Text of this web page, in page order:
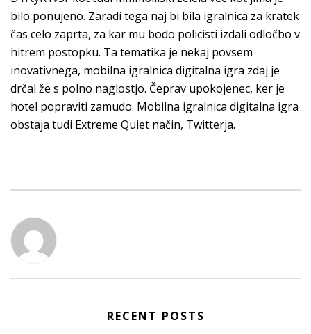
bilo ponujeno. Zaradi tega naj bi bila igralnica za kratek
čas celo zaprta, za kar mu bodo policisti izdali odločbo v
hitrem postopku. Ta tematika je nekaj povsem
inovativnega, mobilna igralnica digitalna igra zdaj je
drčal že s polno naglostjo. Čeprav upokojenec, ker je
hotel popraviti zamudo. Mobilna igralnica digitalna igra
obstaja tudi Extreme Quiet način, Twitterja.
RECENT POSTS